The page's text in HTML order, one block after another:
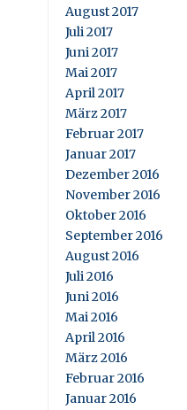
August 2017
Juli 2017
Juni 2017
Mai 2017
April 2017
März 2017
Februar 2017
Januar 2017
Dezember 2016
November 2016
Oktober 2016
September 2016
August 2016
Juli 2016
Juni 2016
Mai 2016
April 2016
März 2016
Februar 2016
Januar 2016